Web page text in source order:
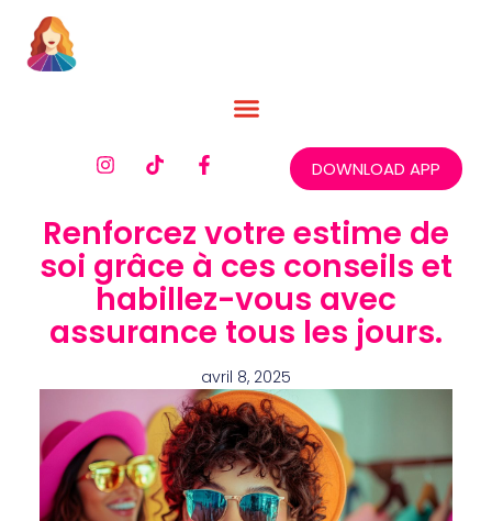
DOWNLOAD APP
Renforcez votre estime de
soi grâce à ces conseils et
habillez-vous avec
assurance tous les jours.
avril 8, 2025